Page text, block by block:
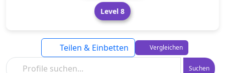
Level 8
Suchen
Teilen & Einbetten Vergleichen